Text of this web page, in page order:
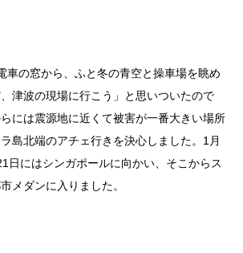
車の窓から、ふと冬の青空と操車場を眺め
津波の現場に行こう」と思いついたので
には震源地に近くて被害が一番大きい場所
島北端のアチェ行きを決心しました。1月
日にはシンガポールに向かい、そこからス
メダンに入りました。